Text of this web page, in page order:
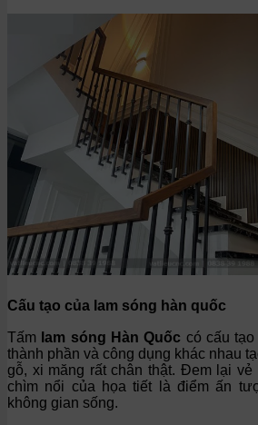
Cấu tạo của lam sóng hàn quốc
Tấm lam sóng Hàn Quốc có cấu
thành phần và công dụng khác nhau
gỗ, xi măng rất chân thật. Đem lại
chìm nổi của họa tiết là điểm ấn
không gian sống.